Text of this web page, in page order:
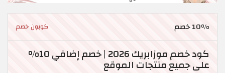
10% خصم كوبون خصم
كود خصم موزابريك 2026 | خصم إضافي 10%
على جميع منتجات الموقع